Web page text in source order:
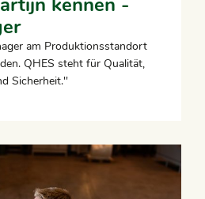
am Produktionsstandort
QHES steht für Qualität,
Sicherheit.''